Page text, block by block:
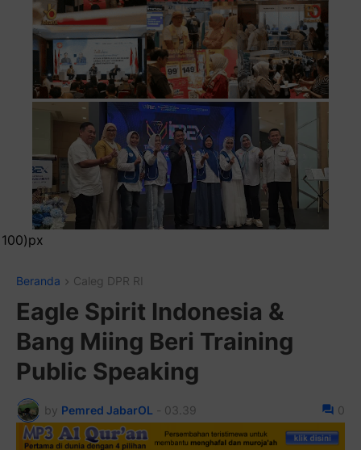
Beranda Caleg DPR RI
Eagle Spirit Indonesia &
Bang Miing Beri Training
Public Speaking
by Pemred JabarOL - 03.39 0